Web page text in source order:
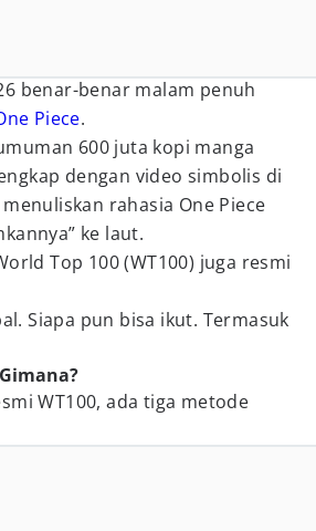
benar-benar malam penuh
Piece.
600 juta kopi manga
dengan video simbolis di
rahasia One Piece
ke laut.
Top 100 (WT100) juga resmi
Siapa pun bisa ikut. Termasuk
WT100, ada tiga metode